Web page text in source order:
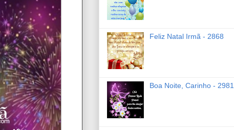
Feliz Natal Irmã - 2868
Boa Noite, Carinho - 2981